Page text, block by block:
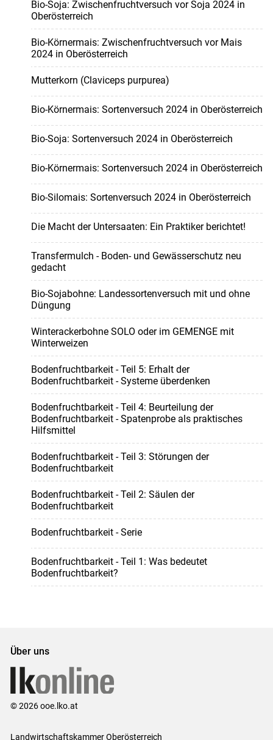
Bio-Soja: Zwischenfruchtversuch vor Soja 2024 in
Oberösterreich
Bio-Körnermais: Zwischenfruchtversuch vor Mais
2024 in Oberösterreich
Mutterkorn (Claviceps purpurea)
Bio-Körnermais: Sortenversuch 2024 in Oberösterreich
Bio-Soja: Sortenversuch 2024 in Oberösterreich
Bio-Körnermais: Sortenversuch 2024 in Oberösterreich
Bio-Silomais: Sortenversuch 2024 in Oberösterreich
Die Macht der Untersaaten: Ein Praktiker berichtet!
Transfermulch - Boden- und Gewässerschutz neu
gedacht
Bio-Sojabohne: Landessortenversuch mit und ohne
Düngung
Winterackerbohne SOLO oder im GEMENGE mit
Winterweizen
Bodenfruchtbarkeit - Teil 5: Erhalt der
Bodenfruchtbarkeit - Systeme überdenken
Bodenfruchtbarkeit - Teil 4: Beurteilung der
Bodenfruchtbarkeit - Spatenprobe als praktisches
Hilfsmittel
Bodenfruchtbarkeit - Teil 3: Störungen der
Bodenfruchtbarkeit
Bodenfruchtbarkeit - Teil 2: Säulen der
Bodenfruchtbarkeit
Bodenfruchtbarkeit - Serie
Bodenfruchtbarkeit - Teil 1: Was bedeutet
Bodenfruchtbarkeit?
Über uns
© 2026 ooe.lko.at
Landwirtschaftskammer Oberösterreich